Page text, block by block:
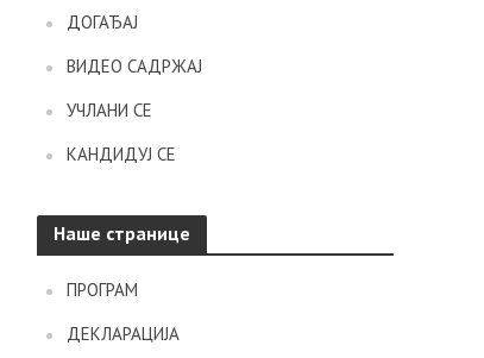
ДОГАЂАЈ
ВИДЕО САДРЖАЈ
УЧЛАНИ СЕ
КАНДИДУЈ СЕ
Наше странице
ПРОГРАМ
ДЕКЛАРАЦИЈА